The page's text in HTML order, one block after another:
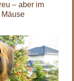
– aber im